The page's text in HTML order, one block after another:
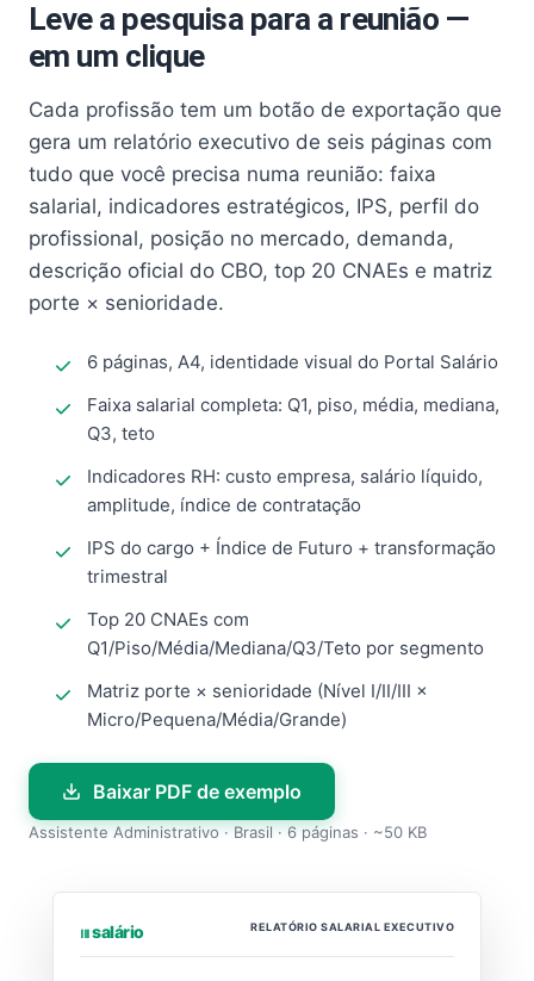
Leve a pesquisa para a reunião —
em um clique
Cada profissão tem um botão de exportação que
gera um relatório executivo de seis páginas com
tudo que você precisa numa reunião: faixa
salarial, indicadores estratégicos, IPS, perfil do
profissional, posição no mercado, demanda,
descrição oficial do CBO, top 20 CNAEs e matriz
porte × senioridade.
6 páginas, A4, identidade visual do Portal Salário
Faixa salarial completa: Q1, piso, média, mediana,
Q3, teto
Indicadores RH: custo empresa, salário líquido,
amplitude, índice de contratação
IPS do cargo + Índice de Futuro + transformação
trimestral
Top 20 CNAEs com
Q1/Piso/Média/Mediana/Q3/Teto por segmento
Matriz porte × senioridade (Nível I/II/III ×
Micro/Pequena/Média/Grande)
Baixar PDF de exemplo
Assistente Administrativo · Brasil · 6 páginas · ~50 KB
⏐⏐⏐ salário RELATÓRIO SALARIAL EXECUTIVO